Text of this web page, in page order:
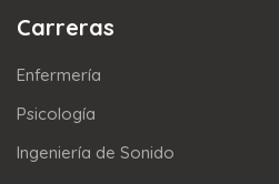
Carreras
Enfermería
Psicología
Ingeniería de Sonido